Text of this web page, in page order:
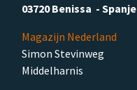
03720 Benissa - Spanje
Magazijn Nederland
Simon Stevinweg
Middelharnis